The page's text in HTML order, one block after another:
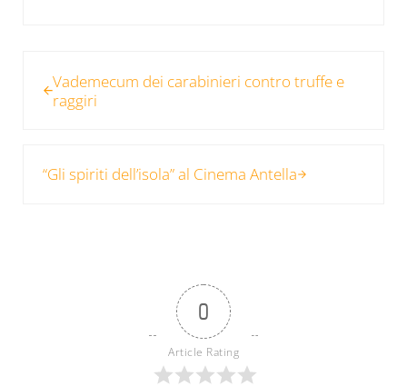
Vademecum dei carabinieri contro truffe e
raggiri
“Gli spiriti dell’isola” al Cinema Antella
0
Article Rating